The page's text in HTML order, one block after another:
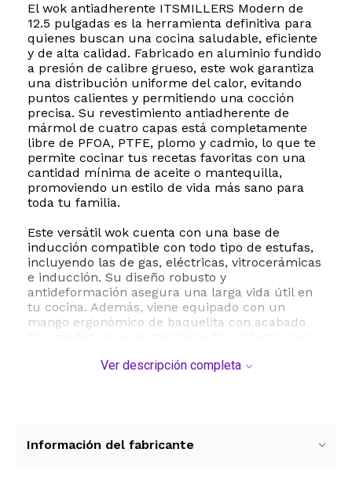
El wok antiadherente ITSMILLERS Modern de
12.5 pulgadas es la herramienta definitiva para
quienes buscan una cocina saludable, eficiente
y de alta calidad. Fabricado en aluminio fundido
a presión de calibre grueso, este wok garantiza
una distribución uniforme del calor, evitando
puntos calientes y permitiendo una cocción
precisa. Su revestimiento antiadherente de
mármol de cuatro capas está completamente
libre de PFOA, PTFE, plomo y cadmio, lo que te
permite cocinar tus recetas favoritas con una
cantidad mínima de aceite o mantequilla,
promoviendo un estilo de vida más sano para
toda tu familia.
Este versátil wok cuenta con una base de
inducción compatible con todo tipo de estufas,
incluyendo las de gas, eléctricas, vitrocerámicas
e inducción. Su diseño robusto y
antideformación asegura una larga vida útil en
tu cocina. Además, viene equipado con un
mango ergonómico de baquelita con acabado
templado de alta resistencia te permite
antiadherente de fácil liberación, siendo además
Ver descripción completa
Información del fabricante